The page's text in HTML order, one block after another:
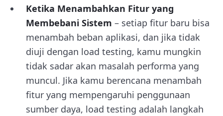
Ketika Menambahkan Fitur yang
Membebani Sistem – setiap fitur baru bisa
menambah beban aplikasi, dan jika tidak
diuji dengan load testing, kamu mungkin
tidak sadar akan masalah performa yang
muncul. Jika kamu berencana menambah
fitur yang mempengaruhi penggunaan
sumber daya, load testing adalah langkah